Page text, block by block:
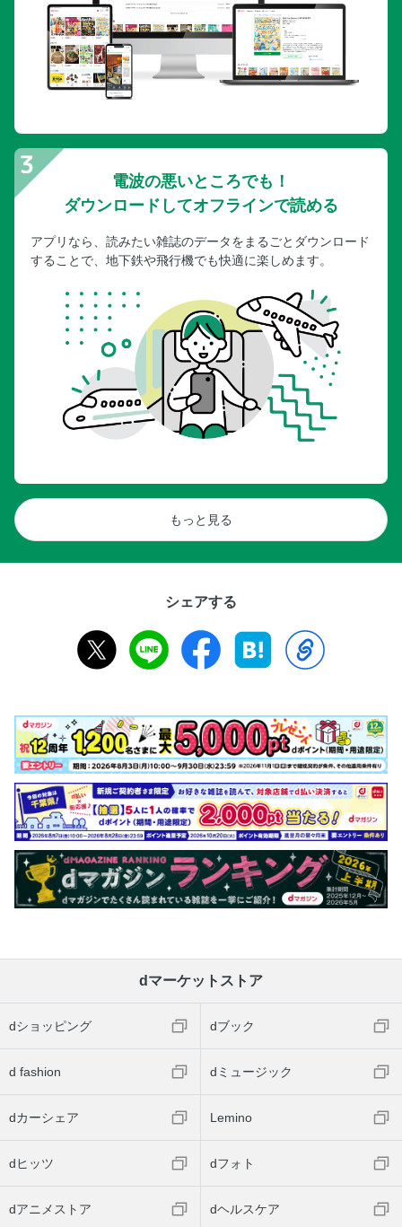
電波の悪いところでも！
ダウンロードしてオフラインで読める
アプリなら、読みたい雑誌のデータをまるごとダウンロード
することで、地下鉄や飛行機でも快適に楽しめます。
もっと見る
シェアする
dマーケットストア
dショッピング dブック
d fashion dミュージック
dカーシェア Lemino
dヒッツ dフォト
dアニメストア dヘルスケア